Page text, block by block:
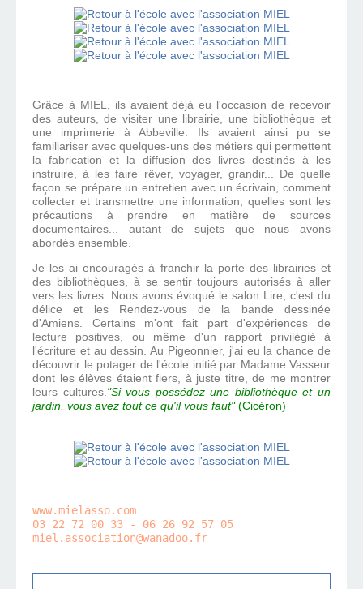
Grâce à MIEL, ils avaient déjà eu l'occasion de recevoir
des auteurs, de visiter une librairie, une bibliothèque et
une imprimerie à Abbeville. Ils avaient ainsi pu se
familiariser avec quelques-uns des métiers qui permettent
la fabrication et la diffusion des livres destinés à les
instruire, à les faire rêver, voyager, grandir... De quelle
façon se prépare un entretien avec un écrivain, comment
collecter et transmettre une information, quelles sont les
précautions à prendre en matière de sources
documentaires... autant de sujets que nous avons
abordés ensemble.
Je les ai encouragés à franchir la porte des librairies et
des bibliothèques, à se sentir toujours autorisés à aller
vers les livres. Nous avons évoqué le salon Lire, c'est du
délice et les Rendez-vous de la bande dessinée
d'Amiens. Certains m'ont fait part d'expériences de
lecture positives, ou même d'un rapport privilégié à
l'écriture et au dessin. Au Pigeonnier, j'ai eu la chance de
découvrir le potager de l'école initié par Madame Vasseur
dont les élèves étaient fiers, à juste titre, de me montrer
leurs cultures."Si vous possédez une bibliothèque et un
jardin, vous avez tout ce qu'il vous faut"(Cicéron)
www.mielasso.com
03 22 72 00 33 - 06 26 92 57 05
miel.association@wanadoo.fr